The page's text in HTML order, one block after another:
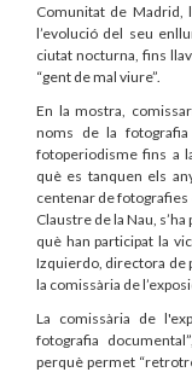
Comunitat de Madrid,
l’evolució del seu
ciutat nocturna, fins
“gent de mal viure”.
En la mostra,
noms de la
fotoperiodisme fins a
què es tanquen els
centenar de fotografies
Claustre de la Nau,
què han participat la
Izquierdo, directora de
la comissària de
La comissària de
fotografia
perquè permet